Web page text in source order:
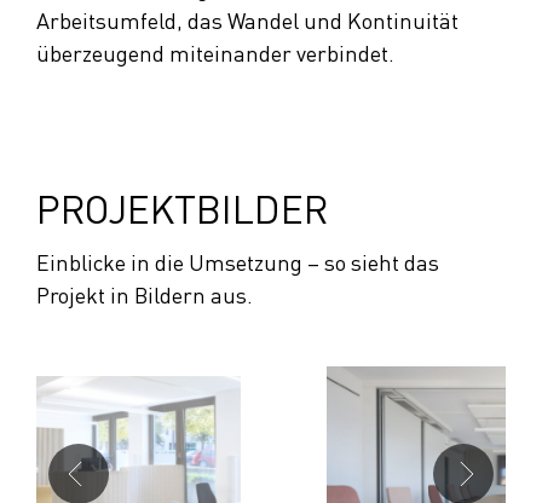
Arbeitsumfeld, das Wandel und Kontinuität
überzeugend miteinander verbindet.
PROJEKTBILDER
Einblicke in die Umsetzung – so sieht das
Projekt in Bildern aus.